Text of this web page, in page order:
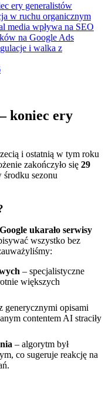
ery generalistów
w ruchu organicznym
media wpływa na SEO
na Google Ads
i walka z
koniec ery
i ostatnią w tym roku
zakończyło się 29
sezonu
Google ukarało serwisy
wszystko bez
– specjalistyczne
większych
generycznymi opisami
contentem AI straciły
– algorytm był
co sugeruje reakcję na